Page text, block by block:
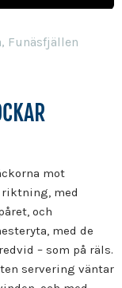
Funäsfjällen
mot
med
och
med de
– som på räls.
servering väntar